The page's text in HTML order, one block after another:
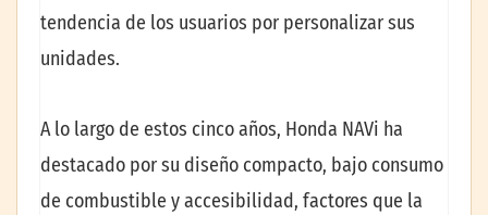
tendencia de los usuarios por personalizar sus
unidades.
A lo largo de estos cinco años, Honda NAVi ha
destacado por su diseño compacto, bajo consumo
de combustible y accesibilidad, factores que la